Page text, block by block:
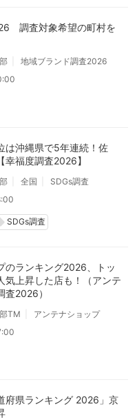
調査対象希望の町村を
地域ブランド調査2026
は沖縄県で5年連続！佐
福度調査2026】
全国
SDGs調査
SDGs調査
のランキング2026、トッ
気上昇した店も！（アンテ
査2026）
TM
アンテナショップ
府県ランキング 2026」京